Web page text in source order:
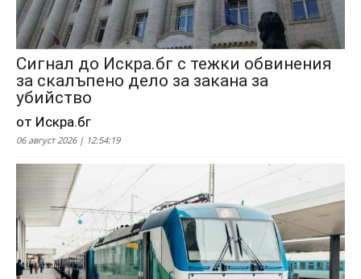
Сигнал до Искра.бг с тежки обвинения
за скалъпено дело за закана за
убийство
от Искра.бг
06 август 2026 | 12:54:19